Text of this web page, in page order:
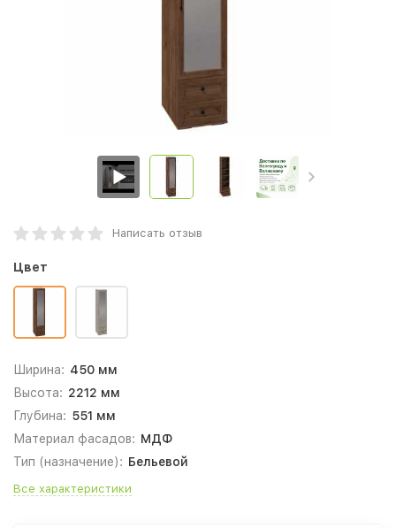
Написать отзыв
Цвет
Ширина: 450 мм
Высота: 2212 мм
Глубина: 551 мм
Материал фасадов: МДФ
Тип (назначение): Бельевой
Все характеристики